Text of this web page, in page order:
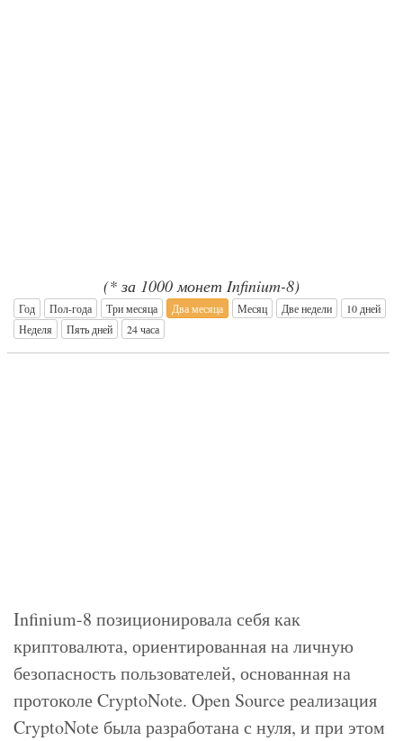
(* за 1000 монет Infinium-8)
Год Пол-года Три месяца Два месяца Месяц Две недели
10 дней
Неделя
Пять дней 24 часа
Infinium-8 позиционировала себя как
криптовалюта, ориентированная на личную
безопасность пользователей, основанная на
протоколе CryptoNote. Open Source реализация
CryptoNote была разработана с нуля, и при этом